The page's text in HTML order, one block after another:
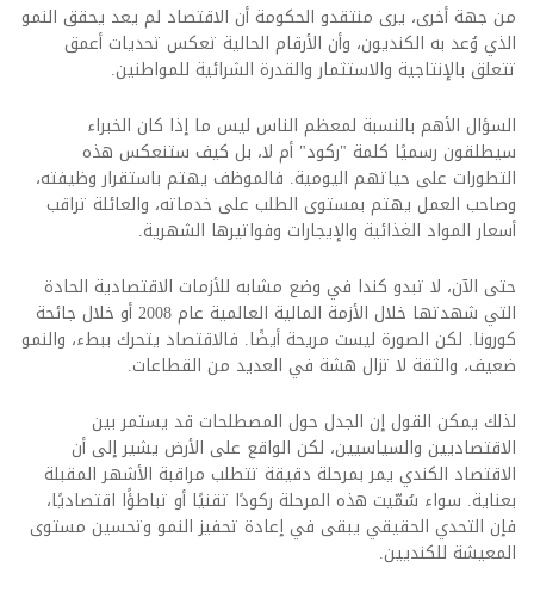
من جهة أخرى، يرى منتقدو الحكومة أن الاقتصاد لم يعد يحقق النمو
الذي وُعد به الكنديون، وأن الأرقام الحالية تعكس تحديات أعمق
تتعلق بالإنتاجية والاستثمار والقدرة الشرائية للمواطنين.
السؤال الأهم بالنسبة لمعظم الناس ليس ما إذا كان الخبراء
سيطلقون رسميًا كلمة "ركود" أم لا، بل كيف ستنعكس هذه
التطورات على حياتهم اليومية. فالموظف يهتم باستقرار وظيفته،
وصاحب العمل يهتم بمستوى الطلب على خدماته، والعائلة تراقب
أسعار المواد الغذائية والإيجارات وفواتيرها الشهرية.
حتى الآن، لا تبدو كندا في وضع مشابه للأزمات الاقتصادية الحادة
التي شهدتها خلال الأزمة المالية العالمية عام 2008 أو خلال جائحة
كورونا. لكن الصورة ليست مريحة أيضًا. فالاقتصاد يتحرك ببطء، والنمو
ضعيف، والثقة لا تزال هشة في العديد من القطاعات.
لذلك يمكن القول إن الجدل حول المصطلحات قد يستمر بين
الاقتصاديين والسياسيين، لكن الواقع على الأرض يشير إلى أن
الاقتصاد الكندي يمر بمرحلة دقيقة تتطلب مراقبة الأشهر المقبلة
بعناية. سواء سُمّيت هذه المرحلة ركودًا تقنيًا أو تباطؤًا اقتصاديًا،
فإن التحدي الحقيقي يبقى في إعادة تحفيز النمو وتحسين مستوى
المعيشة للكنديين.